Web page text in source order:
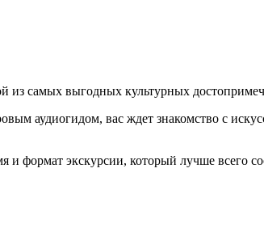
из самых выгодных культурных
аудиогидом, вас ждет знакомство с
формат экскурсии, который лучше всего